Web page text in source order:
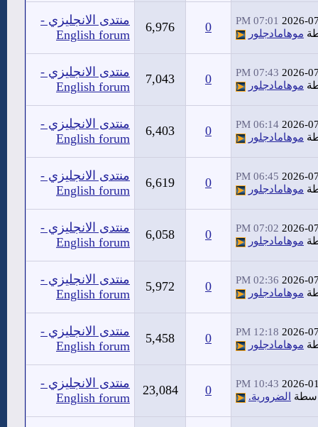
2026-
07:01 PM
موهامادجلور 0
6,976
منتدى الانجليزي -
English forum
2026-
07:43 PM
موهامادجلور 0
7,043
منتدى الانجليزي -
English forum
2026-
06:14 PM
موهامادجلور 0
6,403
منتدى الانجليزي -
English forum
2026-
06:45 PM
موهامادجلور 0
6,619
منتدى الانجليزي -
English forum
2026-
07:02 PM
موهامادجلور 0
6,058
منتدى الانجليزي -
English forum
2026-
02:36 PM
موهامادجلور 0
5,972
منتدى الانجليزي -
English forum
2026-
12:18 PM
موهامادجلور 0
5,458
منتدى الانجليزي -
English forum
2026-
10:43 PM
الضرورية. 0
23,084
منتدى الانجليزي -
English forum